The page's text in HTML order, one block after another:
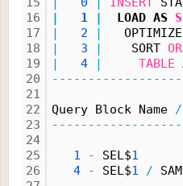
16
17
18
19
20
21
22
23
24
25
26
|
1 | LOAD AS
|
2 | OPTIMIZER
|
3 | SORT
|
4 | TABLE
Query Block Name /
1 - SEL$1
4
- SEL$1 /